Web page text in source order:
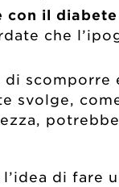
con il
che
scomporre
svolge,
di fare